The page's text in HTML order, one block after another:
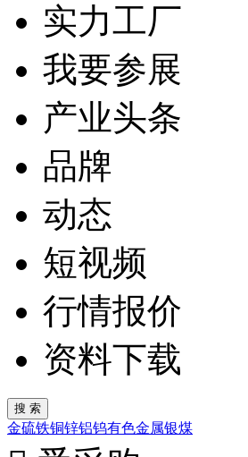
实力工厂
我要参展
产业头条
品牌
动态
短视频
行情报价
资料下载
金硫铁铜锌铝钨有色金属银煤